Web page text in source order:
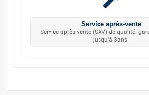
Service après-vente
Service après-vente (SAV) de qualité.
jusqu'à 3ans.